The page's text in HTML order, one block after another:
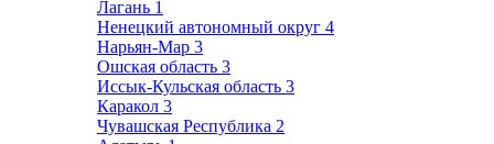
Лагань 1
Ненецкий автономный округ 4
Нарьян-Мар 3
Ошская область 3
Иссык-Кульская область 3
Каракол 3
Чувашская Республика 2